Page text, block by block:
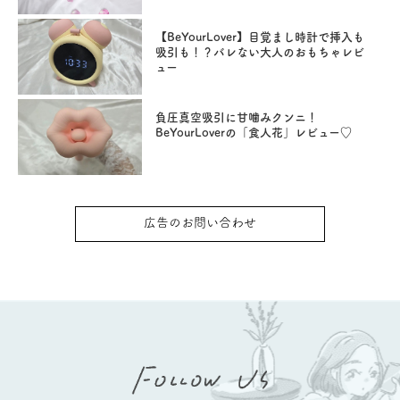
【BeYourLover】目覚まし時計で挿入も
吸引も！？バレない大人のおもちゃレビ
ュー
負圧真空吸引に甘噛みクンニ！
BeYourLoverの「食人花」レビュー♡
広告のお問い合わせ